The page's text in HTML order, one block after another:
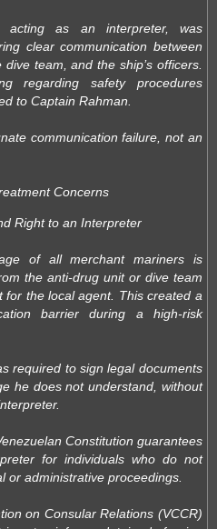
acting as an interpreter, was
clear communication between
team, and the ship’s officers.
regarding safety procedures
to Captain Rahman.
communication failure, not an
Concerns
Right to an Interpreter
of all merchant mariners is
the anti-drug unit or dive team
for the local agent. This created a
barrier during a high-risk
required to sign legal documents
he does not understand, without
Constitution guarantees
for individuals who do not
or administrative proceedings.
on Consular Relations (VCCR)